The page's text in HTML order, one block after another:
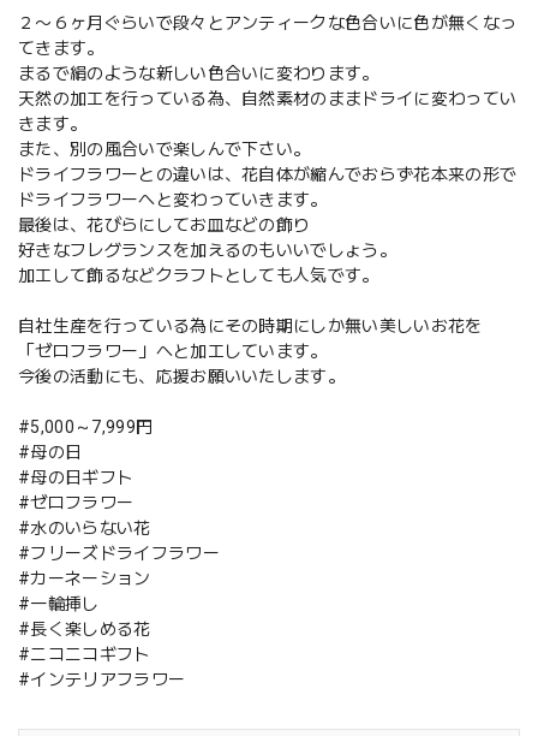
２〜６ヶ月ぐらいで段々とアンティークな色合いに色が無くなっ
てきます。
まるで絹のような新しい色合いに変わります。
天然の加工を行っている為、自然素材のままドライに変わってい
きます。
また、別の風合いで楽しんで下さい。
ドライフラワーとの違いは、花自体が縮んでおらず花本来の形で
ドライフラワーへと変わっていきます。
最後は、花びらにしてお皿などの飾り
好きなフレグランスを加えるのもいいでしょう。
加工して飾るなどクラフトとしても人気です。
自社生産を行っている為にその時期にしか無い美しいお花を
「ゼロフラワー」へと加工しています。
今後の活動にも、応援お願いいたします。
#5,000～7,999円
#母の日
#母の日ギフト
#ゼロフラワー
#水のいらない花
#フリーズドライフラワー
#カーネーション
#一輪挿し
#長く楽しめる花
#ニコニコギフト
#インテリアフラワー